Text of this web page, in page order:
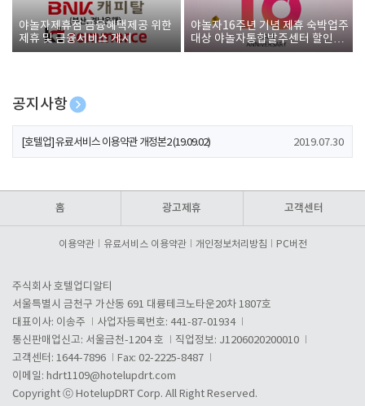
야놀자제휴점 금융혜택제공 위한
제휴 및 금융서비스 게시
야놀자16주년 기념 제휴 숙박업주
대상 야놀자통합발주센터 할인쿠
폰 증정
공지사항
[호텔업] 개인정보 처리방침 개정본1 (19.09.02)
[호텔업] 유료서비스 이용약관 개정본2 (19.09.02) 2019.07.30
홈 광고제휴 고객센터
이용약관 유료서비스 이용약관 개인정보처리방침 PC버전
주식회사 호텔업디알티
서울특별시 금천구 가산동 691 대륭테크노타운20차 1807호
대표이사: 이송주
사업자등록번호: 441-87-01934
통신판매업신고: 서울금천-1204 호
직업정보: J1206020200010
고객센터: 1644-7896
Fax: 02-2225-8487
이메일: hdrt1109@hotelupdrt.com
Copyright ⓒ HotelupDRT Corp. All Right Reserved.